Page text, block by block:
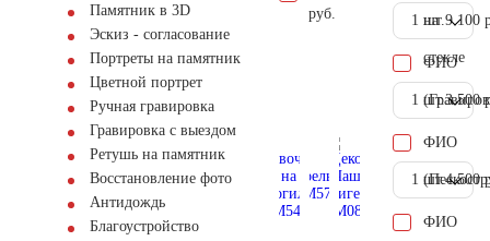
Памятник в 3D
Эскиз - согласование
Портреты на памятник
Цветной портрет
Ручная гравировка
Гравировка с выездом
Ретушь на памятник
Восстановление фото
Антидождь
Благоустройство
руб.
на
стекле
1 шт. 9.100
ФИО
1 шт.3.500
ФИО
1 шт.4.500
ФИО